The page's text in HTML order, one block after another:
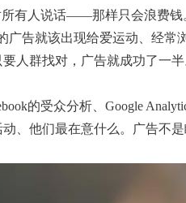
有人说话——那样只会浪费
告就该出现给爱运动、经常
人群找对，广告就成功了一半
的受众分析、Google
、他们最在意什么。广告不